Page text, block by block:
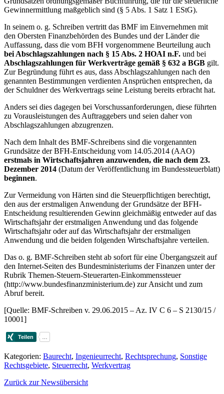
Gewinnermittlung maßgeblich sind (§ 5 Abs. 1 Satz 1 EStG).
In seinem o. g. Schreiben vertritt das BMF im Einvernehmen mit
den Obersten Finanzbehörden des Bundes und der Länder die
Auffassung, dass die vom BFH vorgenommene Beurteilung auch
bei Abschlagszahlungen nach § 15 Abs. 2 HOAI n.F. und bei
Abschlagszahlungen für Werkverträge gemäß § 632 a BGB gilt.
Zur Begründung führt es aus, dass Abschlagszahlungen nach den
genannten Bestimmungen verdienten Ansprüchen entsprechen, da
der Schuldner des Werkvertrags seine Leistung bereits erbracht hat.
Anders sei dies dagegen bei Vorschussanforderungen, diese führten
zu Vorausleistungen des Auftraggebers und seien daher von
Abschlagszahlungen abzugrenzen.
Nach dem Inhalt des BMF-Schreibens sind die vorgenannten
Grundsätze der BFH-Entscheidung vom 14.05.2014 (AAO)
erstmals in Wirtschaftsjahren anzuwenden, die nach dem 23.
Dezember 2014 (Datum der Veröffentlichung im Bundessteuerblatt)
beginnen.
Zur Vermeidung von Härten sind die Steuerpflichtigen berechtigt,
den aus der erstmaligen Anwendung der Grundsätze der BFH-
Entscheidung resultierenden Gewinn gleichmäßig entweder auf das
Wirtschaftsjahr der erstmaligen Anwendung und das folgende
Wirtschaftsjahr oder auf das Wirtschaftsjahr der erstmaligen
Anwendung und die beiden folgenden Wirtschaftsjahre verteilen.
Das o. g. BMF-Schreiben steht ab sofort für eine Übergangszeit auf
den Internet-Seiten des Bundesministeriums der Finanzen unter der
Rubrik Themen-Steuern-Steuerarten-Einkommenssteuer
(http://www.bundesfinanzministerium.de) zur Ansicht und zum
Abruf bereit.
[Quelle: BMF-Schreiben v. 29.06.2015 – Az. IV C 6 – S 2130/15 /
10001]
Kategorien: Baurecht, Ingenieurrecht, Rechtsprechung, Sonstige
Rechtsgebiete, Steuerrecht, Werkvertrag
Zurück zur Newsübersicht